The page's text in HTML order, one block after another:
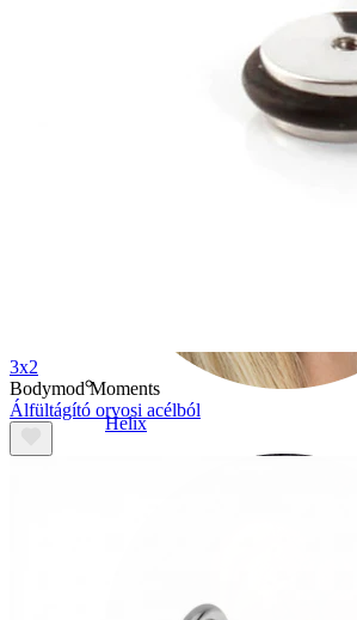
Helix
3x2
Bodymod Moments
Álfültágító orvosi acélból